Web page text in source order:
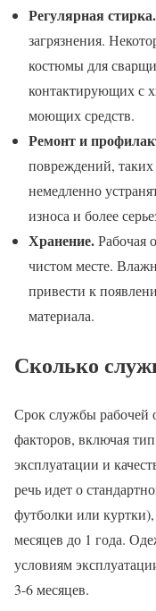
Регулярная стирка.
загрязнения.
костюмы для
контактирующих с
моющих средств.
Ремонт и
повреждений, таких
немедленно
износа и более
Хранение.Рабочая
чистом месте.
привести к
материала.
Сколько
Срок службы рабочей
факторов, включая
эксплуатации и
речь идет о
футболки или
месяцев до 1 года.
условиям
3-6 месяцев.